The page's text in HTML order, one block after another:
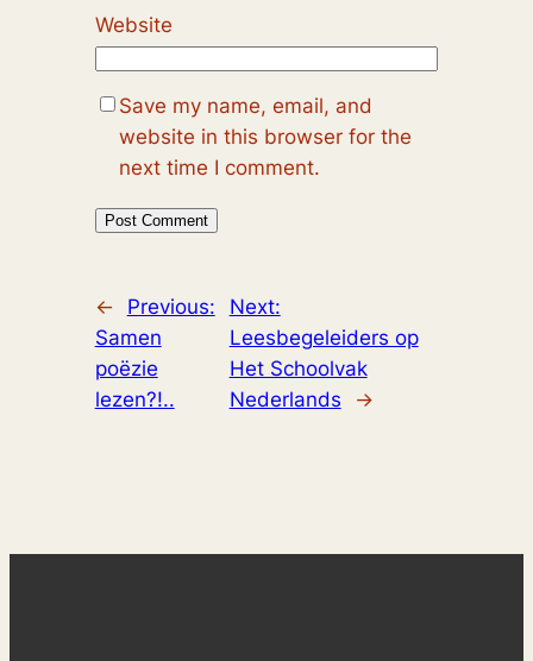
Website
Save my name, email, and
website in this browser for the
next time I comment.
←
Previous:
Samen
poëzie
lezen?!..
Next:
Leesbegeleiders op
Het Schoolvak
Nederlands
→